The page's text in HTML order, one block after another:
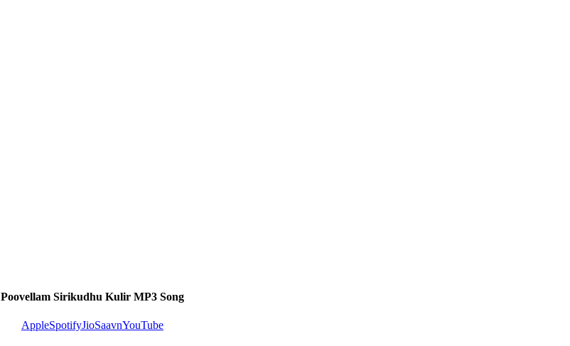
Poovellam Sirikudhu Kulir MP3 Song
AppleSpotifyJioSaavnYouTube